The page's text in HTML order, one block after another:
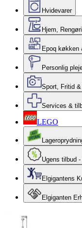
Hvidevarer
Hjem,
Epoq køkken
Personlig
Sport, Fritid
Services &
LEGO
Ugens tilbud
Elgigantens
Elgiganten